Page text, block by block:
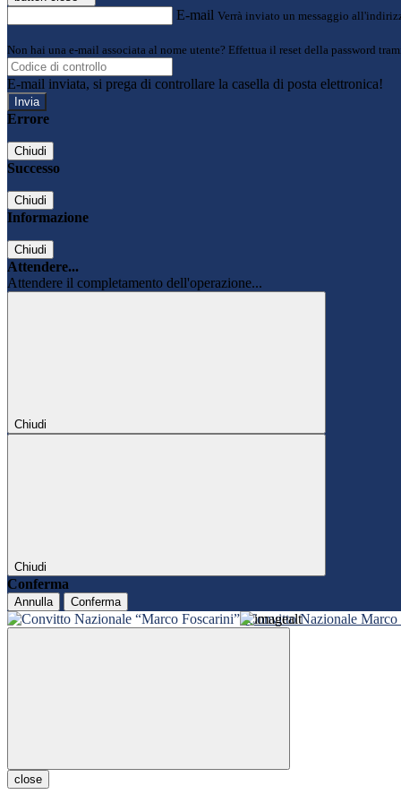
E-mail Verrà inviato un messaggio
Non hai una e-mail associata al nome utente? Effettua il reset della password
E-mail inviata, si prega di controllare la casella di posta elettronica!
Errore
Chiudi
Successo
Chiudi
Informazione
Chiudi
Attendere...
Attendere il completamento dell'operazione...
Chiudi
Chiudi
Conferma
Annulla Conferma
Convitto Nazionale Marco
close